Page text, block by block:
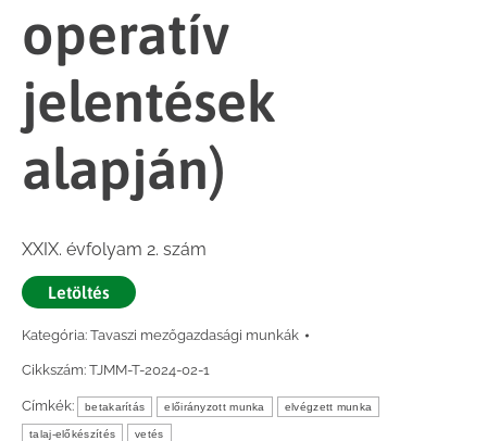
operatív
jelentések
alapján)
XXIX. évfolyam 2. szám
Letöltés
Kategória: Tavaszi mezőgazdasági munkák
Cikkszám: TJMM-T-2024-02-1
Címkék: betakarítás előirányzott munka elvégzett munka
talaj-előkészítés vetés